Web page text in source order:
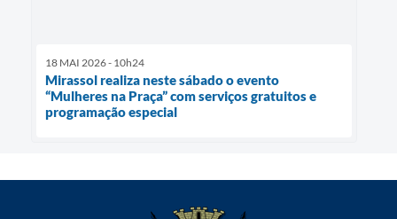
18 MAI 2026 - 10h24
Mirassol realiza neste sábado o evento
“Mulheres na Praça” com serviços gratuitos e
programação especial